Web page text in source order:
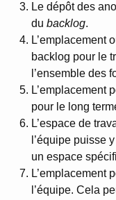
Le dépôt des
du backlog.
L’emplacement
backlog pour le
l’ensemble des
L’emplacement
pour le long
L’espace de
l’équipe puisse
un espace
L’emplacement
l’équipe. Cela